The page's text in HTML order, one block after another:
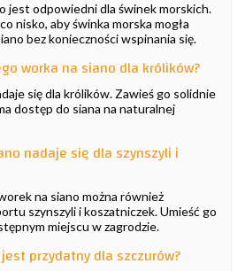
jest odpowiedni dla świnek morskich.
nisko, aby świnka morska mogła
bez konieczności wspinania się.
worka na siano dla królików?
się dla królików. Zawieś go solidnie
dostęp do siana na naturalnej
nadaje się dla szynszyli i
na siano można również
szynszyli i koszatniczek. Umieść go
miejscu w zagrodzie.
przydatny dla szczurów?